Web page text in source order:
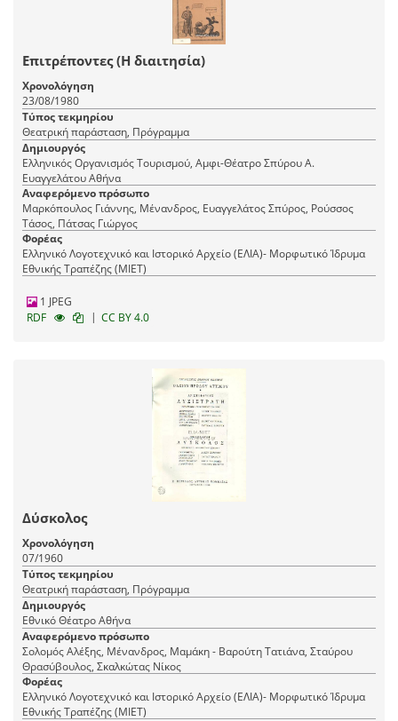
Επιτρέποντες (Η διαιτησία)
Χρονολόγηση
23/08/1980
Τύπος τεκμηρίου
Θεατρική παράσταση, Πρόγραμμα
Δημιουργός
Ελληνικός Οργανισμός Τουρισμού, Αμφι-Θέατρο Σπύρου Α.
Ευαγγελάτου Αθήνα
Αναφερόμενο πρόσωπο
Μαρκόπουλος Γιάννης, Μένανδρος, Ευαγγελάτος Σπύρος, Ρούσσος
Τάσος, Πάτσας Γιώργος
Φορέας
Ελληνικό Λογοτεχνικό και Ιστορικό Αρχείο (ΕΛΙΑ)- Μορφωτικό Ίδρυμα
Εθνικής Τραπέζης (ΜΙΕΤ)
1 JPEG
RDF
| CC BY 4.0
Δύσκολος
Χρονολόγηση
07/1960
Τύπος τεκμηρίου
Θεατρική παράσταση, Πρόγραμμα
Δημιουργός
Εθνικό Θέατρο Αθήνα
Αναφερόμενο πρόσωπο
Σολομός Αλέξης, Μένανδρος, Μαμάκη - Βαρούτη Τατιάνα, Σταύρου
Θρασύβουλος, Σκαλκώτας Νίκος
Φορέας
Ελληνικό Λογοτεχνικό και Ιστορικό Αρχείο (ΕΛΙΑ)- Μορφωτικό Ίδρυμα
Εθνικής Τραπέζης (ΜΙΕΤ)